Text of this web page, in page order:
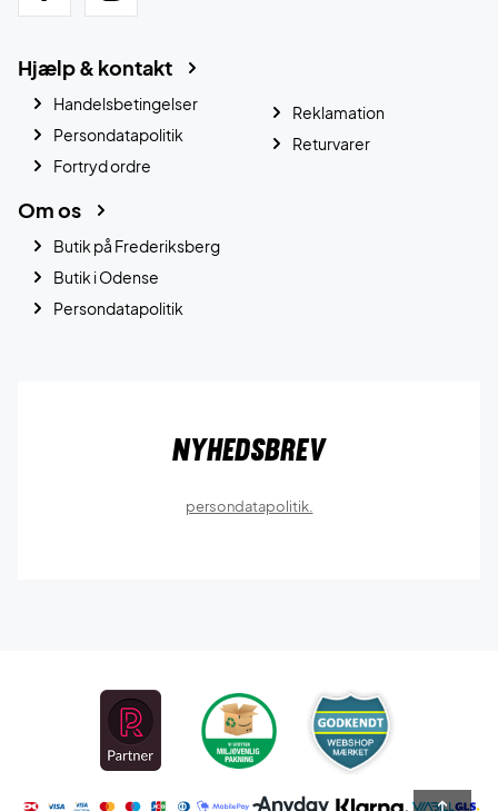
Hjælp & kontakt
Handelsbetingelser
Persondatapolitik
Fortryd ordre
Reklamation
Returvarer
Om os
Butik på Frederiksberg
Butik i Odense
Persondatapolitik
Nyhedsbrev
persondatapolitik.